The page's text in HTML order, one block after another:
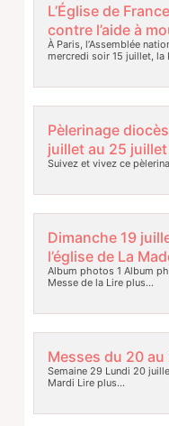
L’Église de
contre l’aide à
À Paris, l’Assemblée
mercredi soir 15 juillet, la
Pèlerinage
juillet au 25
Suivez et vivez ce
Dimanche 19
l’église de La
Album photos 1 Album
Messe de laLire plus…
Messes du 20
Semaine 29 Lundi 20
Mardi Lire plus…